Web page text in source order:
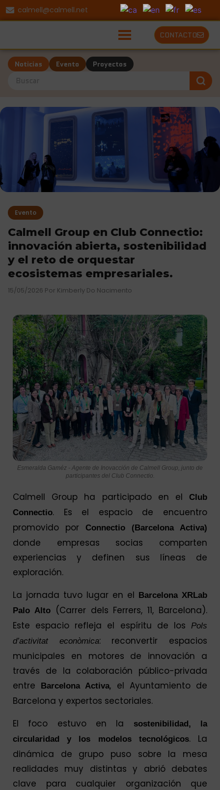
calmell@calmell.net
CONTACTO
Noticias Evento Proyectos
Evento
Calmell Group en Club Connectio:
innovación abierta, sostenibilidad
y el reto de orquestar
ecosistemas empresariales.
15/05/2026 Por Kimberly Do Nacimento
Esmeralda Gaméz - Agente de Inovacción de Calmell Group, junto de
participantes del Club Connectio.
Calmell Group ha participado en el
Club
Connectio. Es el espacio de encuentro
promovido por
Connectio (Barcelona Activa)
donde empresas socias comparten
experiencias y definen sus líneas de
exploración.
La jornada tuvo lugar en el Barcelona XRLab
Palo Alto(Carrer dels Ferrers, 11, Barcelona).
Este espacio refleja el espíritu de los
Pols
d’activitat econòmica: reconvertir espacios
municipales en motores de innovación a
través de la colaboración público-privada
entre
Barcelona Activa, el Ayuntamiento de
Barcelona y expertos sectoriales.
El foco estuvo en la
sostenibilidad, la
circularidad y los modelos tecnológicos. La
dinámica de grupo puso sobre la mesa
realidades muy distintas y abrió debates
clave para cualquier organización que